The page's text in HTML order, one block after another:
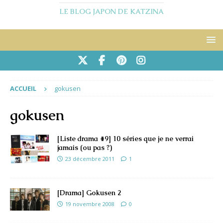
LE BLOG JAPON DE KATZINA
ACCUEIL gokusen
gokusen
[Liste drama #9] 10 séries que je ne verrai
jamais (ou pas ?)
23 décembre 2011 1
[Drama] Gokusen 2
19 novembre 2008 0